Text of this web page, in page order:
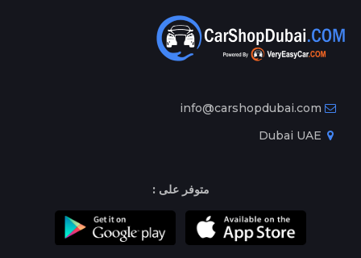
info@carshopdubai.com
متوفر على :